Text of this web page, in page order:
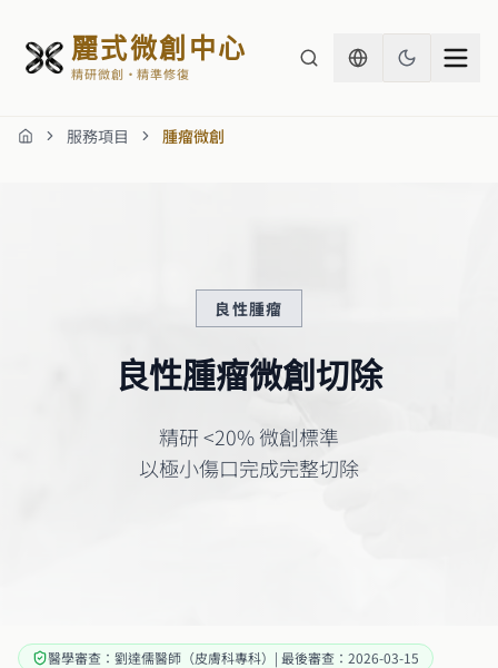
麗式微創中心
精研微創・精準修復
首頁 服務項目 腫瘤微創
良性腫瘤
良性腫瘤微創切除
精研 <20% 微創標準
以極小傷口完成完整切除
醫學審查：劉達儒醫師（皮膚科專科）| 最後審查：2026-03-15